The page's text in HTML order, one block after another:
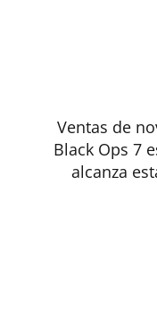
Ventas de
Black Ops 7
alcanza